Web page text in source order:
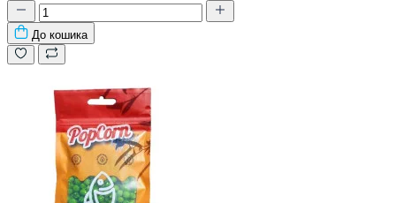
До кошика